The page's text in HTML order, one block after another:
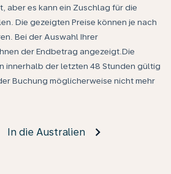
aber es kann ein Zuschlag für die
Die gezeigten Preise können je nach
Bei der Auswahl Ihrer
der Endbetrag angezeigt.Die
innerhalb der letzten 48 Stunden gültig
Buchung möglicherweise nicht mehr
In die Australien